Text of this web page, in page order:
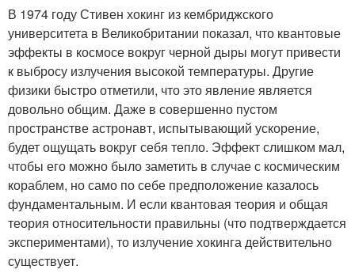
В 1974 году Стивен хокинг из кембриджского
университета в Великобритании показал, что квантовые
эффекты в космосе вокруг черной дыры могут привести
к выбросу излучения высокой температуры. Другие
физики быстро отметили, что это явление является
довольно общим. Даже в совершенно пустом
пространстве астронавт, испытывающий ускорение,
будет ощущать вокруг себя тепло. Эффект слишком мал,
чтобы его можно было заметить в случае с космическим
кораблем, но само по себе предположение казалось
фундаментальным. И если квантовая теория и общая
теория относительности правильны (что подтверждается
экспериментами), то излучение хокинга действительно
существует.